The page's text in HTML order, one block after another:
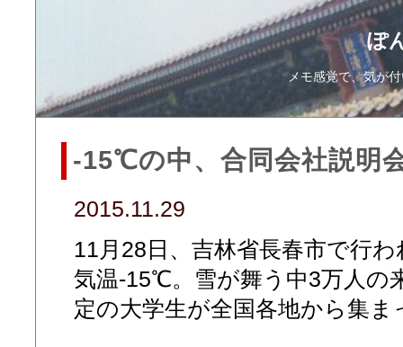
ぽ
メモ感覚で、気が
-15℃の中、合同会社説明
2015.11.29
11月28日、吉林省長春市で行
気温-15℃。雪が舞う中3万人の
定の大学生が全国各地から集